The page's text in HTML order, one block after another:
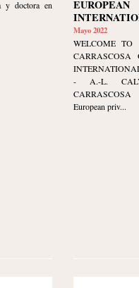
y doctora en
Mayo 2022
WELCOME
CARRASCOSA
- A.-L.
European priv...